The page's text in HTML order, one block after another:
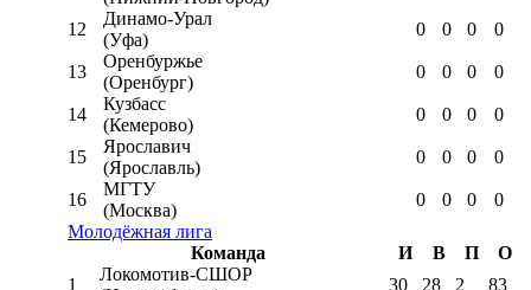
12
Динамо-Урал
(Уфа)
0 0 0 0
13
Оренбуржье
(Оренбург)
0 0 0 0
14
Кузбасс
(Кемерово)
0 0 0 0
15
Ярославич
(Ярославль)
0 0 0 0
16
МГТУ
(Москва)
0 0 0
0
Молодёжная лига
Команда
И В П
О
1
Локомотив-CШОР
30 28 2 83